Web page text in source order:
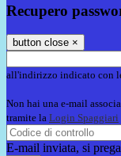
Recupero
button close ×
all'indirizzo indicato con
Non hai una e-mail
tramite la Login Spaggiari
E-mail inviata, si